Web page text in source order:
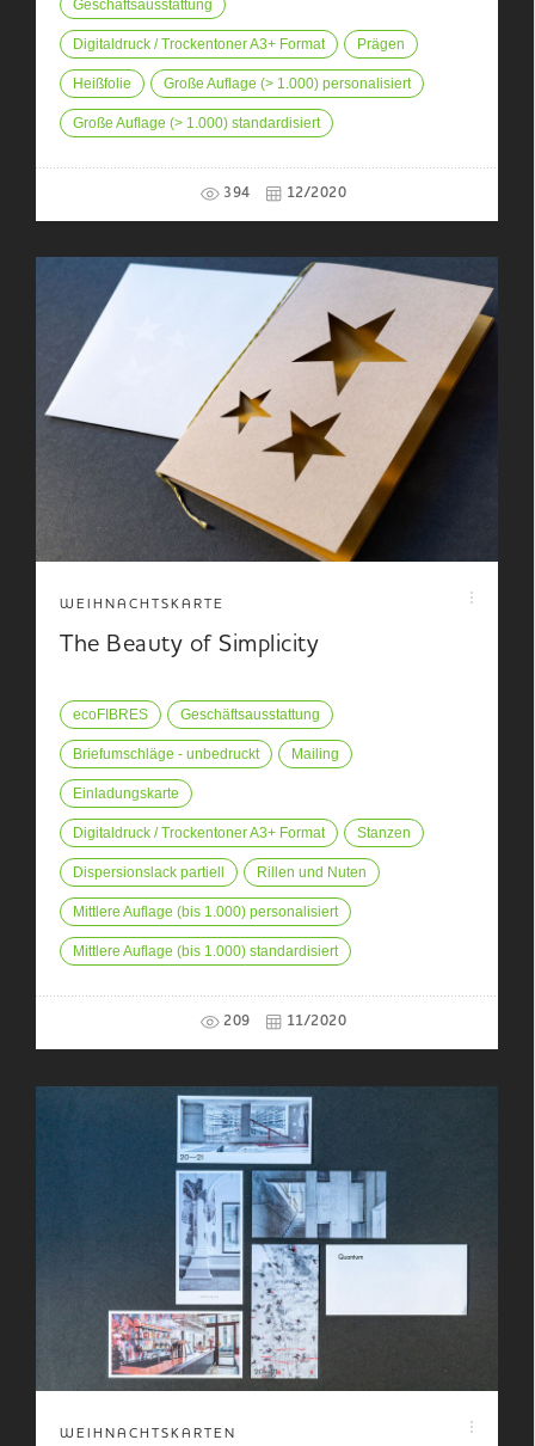
Geschäftsausstattung
Digitaldruck / Trockentoner A3+ Format Prägen
Heißfolie Große Auflage (> 1.000) personalisiert
Große Auflage (> 1.000) standardisiert
394 12/2020
WEIHNACHTSKARTE
The Beauty of Simplicity
ecoFIBRES Geschäftsausstattung
Briefumschläge - unbedruckt Mailing
Einladungskarte
Digitaldruck / Trockentoner A3+ Format Stanzen
Dispersionslack partiell Rillen und Nuten
Mittlere Auflage (bis 1.000) personalisiert
Mittlere Auflage (bis 1.000) standardisiert
209 11/2020
WEIHNACHTSKARTEN